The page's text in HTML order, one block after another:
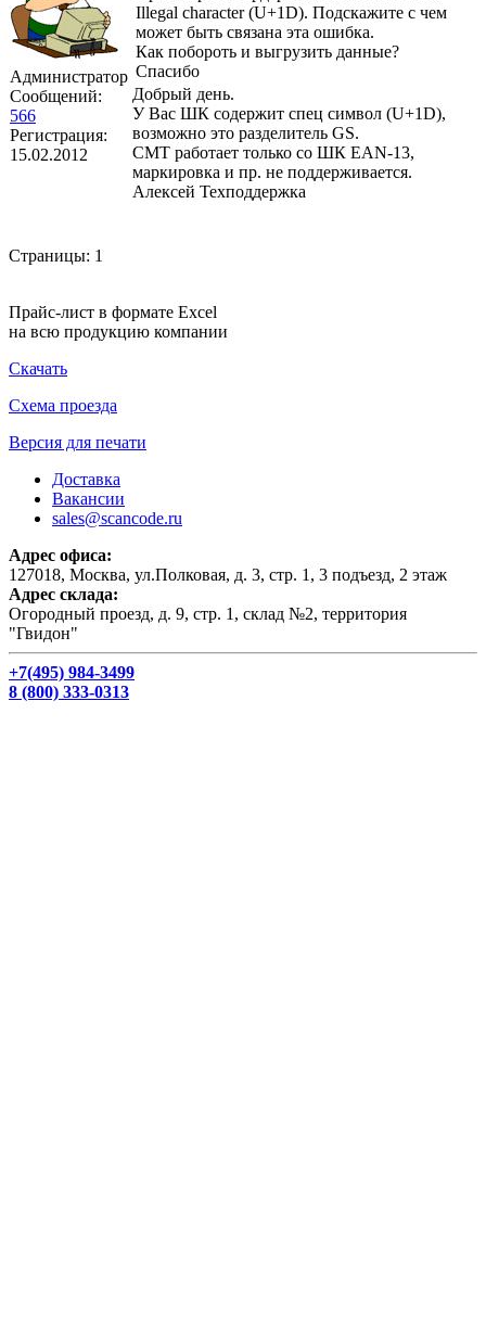
Администратор
Сообщений:
566
Регистрация:
15.02.2012
Illegal character (U+1D). Подскажите с чем
может быть связана эта ошибка.
Как побороть и выгрузить данные?
Спасибо
Добрый день.
У Вас ШК содержит спец символ (U+1D),
возможно это разделитель GS.
СМТ работает только со ШК EAN-13,
маркировка и пр. не поддерживается.
Алексей Техподдержка
Страницы: 1
Прайс-лист в формате Excel
на всю продукцию компании
Скачать
Схема проезда
Версия для печати
Доставка
Вакансии
sales@scancode.ru
Адрес офиса:
127018, Москва, ул.Полковая, д. 3, стр. 1, 3 подъезд, 2 этаж
Адрес склада:
Огородный проезд, д. 9, стр. 1, склад №2, территория
"Гвидон"
+7(495) 984-3499
8 (800) 333-0313